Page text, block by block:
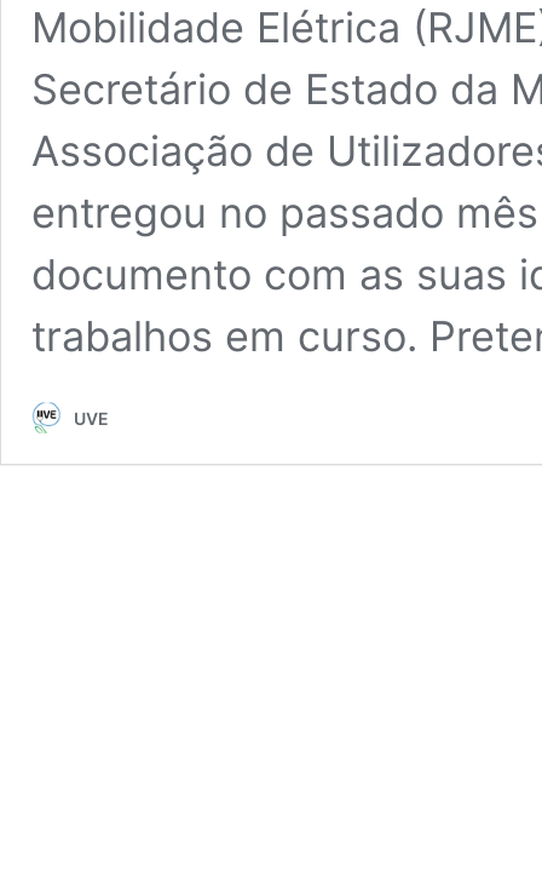
Mobilidade Elétrica
Secretário de Estado da
Associação de
entregou no passado
documento com as suas
trabalhos em curso.
UVE